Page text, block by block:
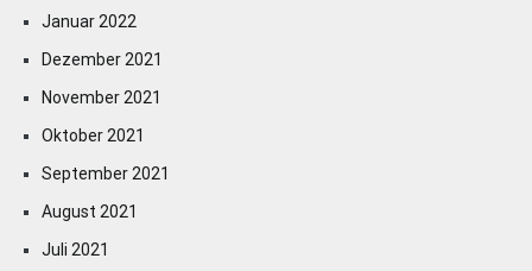
Januar 2022
Dezember 2021
November 2021
Oktober 2021
September 2021
August 2021
Juli 2021